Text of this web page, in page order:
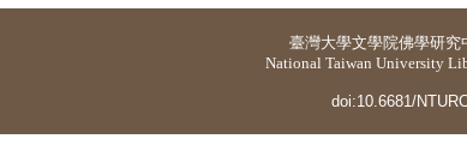
臺灣大學文學院佛學研究
National Taiwan University
doi:10.6681/